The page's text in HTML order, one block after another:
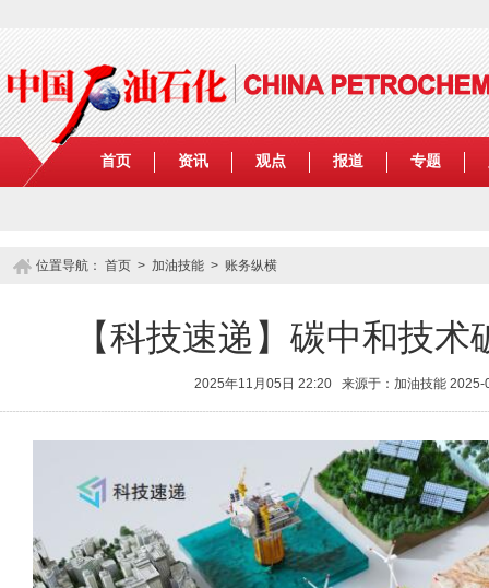
首页 资讯 观点 报道 专题
位置导航： 首页 > 加油技能 > 账务纵横
【科技速递】碳中和技
2025年11月05日 22:20 来源于：加油技能